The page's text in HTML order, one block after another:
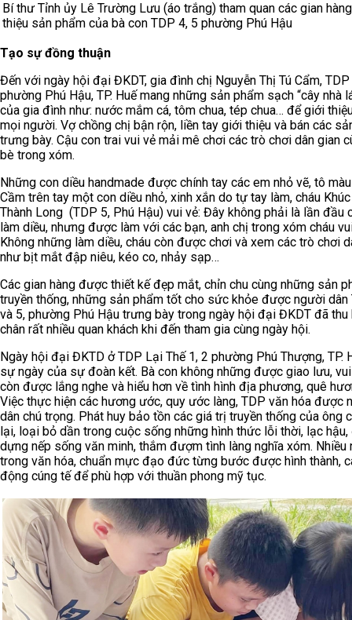
Bí thư Tỉnh ủy Lê Trường Lưu (áo trắng) tham quan các gian
thiệu sản phẩm của bà con TDP 4, 5 phường Phú Hậu
Tạo sự đồng thuận
Đến với ngày hội đại ĐKDT, gia đình chị Nguyễn Thị Tú Cẩm,
phường Phú Hậu, TP. Huế mang những sản phẩm sạch “cây nhà
của gia đình như: nước mắm cá, tôm chua, tép chua… để giới
mọi người. Vợ chồng chị bận rộn, liền tay giới thiệu và bán các
trưng bày. Cậu con trai vui vẻ mải mê chơi các trò chơi dân gian
bè trong xóm.
Những con diều handmade được chính tay các em nhỏ vẽ, tô
Cầm trên tay một con diều nhỏ, xinh xắn do tự tay làm, cháu
Thành Long (TDP 5, Phú Hậu) vui vẻ: Đây không phải là lần đầu
làm diều, nhưng được làm với các bạn, anh chị trong xóm cháu
Không những làm diều, cháu còn được chơi và xem các trò chơi
như bịt mắt đập niêu, kéo co, nhảy sạp…
Các gian hàng được thiết kế đẹp mắt, chỉn chu cùng những sản
truyền thống, những sản phẩm tốt cho sức khỏe được người dân
và 5, phường Phú Hậu trưng bày trong ngày hội đại ĐKDT đã thu
chân rất nhiều quan khách khi đến tham gia cùng ngày hội.
Ngày hội đại ĐKTD ở TDP Lại Thế 1, 2 phường Phú Thượng, TP.
sự ngày của sự đoàn kết. Bà con không những được giao lưu,
còn được lắng nghe và hiểu hơn về tình hình địa phương, quê
Việc thực hiện các hương ước, quy ước làng, TDP văn hóa được
dân chú trọng. Phát huy bảo tồn các giá trị truyền thống của ông
lại, loại bỏ dần trong cuộc sống những hình thức lỗi thời, lạc hậu,
dựng nếp sống văn minh, thắm đượm tình làng nghĩa xóm. Nhiều
trong văn hóa, chuẩn mực đạo đức từng bước được hình thành,
động cúng tế để phù hợp với thuần phong mỹ tục.